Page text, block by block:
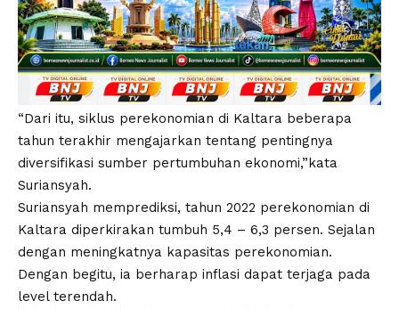
“Dari itu, siklus perekonomian di Kaltara beberapa
tahun terakhir mengajarkan tentang pentingnya
diversifikasi sumber pertumbuhan ekonomi,”kata
Suriansyah.
Suriansyah memprediksi, tahun 2022 perekonomian di
Kaltara diperkirakan tumbuh 5,4 – 6,3 persen. Sejalan
dengan meningkatnya kapasitas perekonomian.
Dengan begitu, ia berharap inflasi dapat terjaga pada
level terendah.